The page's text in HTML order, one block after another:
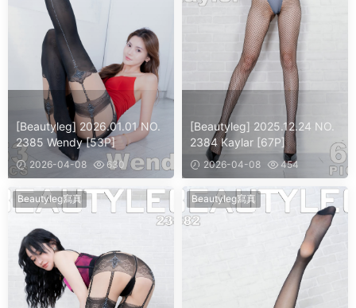
[Beautyleg] 2026.01.01 NO.
2385 Wendy [53P]
2026-04-08 630
[Beautyleg] 2025.12.24 NO.
2384 Kaylar [67P]
2026-04-08 454
Beautyleg寫真 Beautyleg寫真